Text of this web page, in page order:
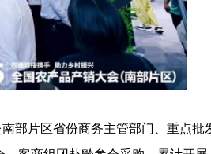
部片区省份商务主管部门、重点批